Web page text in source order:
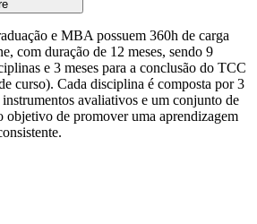
e MBA possuem 360h de carga
com duração de 12 meses, sendo 9
e 3 meses para a conclusão do TCC
curso). Cada disciplina é composta por 3
instrumentos avaliativos e um conjunto de
objetivo de promover uma aprendizagem